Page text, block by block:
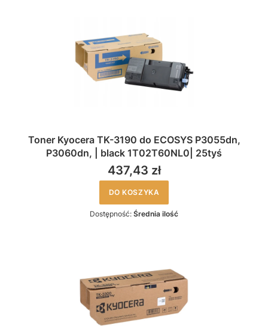
Toner Kyocera TK-3190 do ECOSYS P3055dn,
P3060dn, | black 1T02T60NL0| 25tyś
437,43 zł
DO KOSZYKA
Dostępność: Średnia ilość